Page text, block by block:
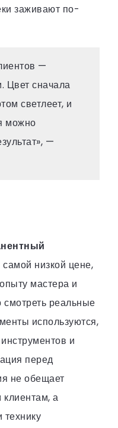
заживают по-
—
Цвет сначала
светлеет, и
можно
—
низкой цене,
мастера и
реальные
используются,
и
перед
не обещает
клиентам, а
технику